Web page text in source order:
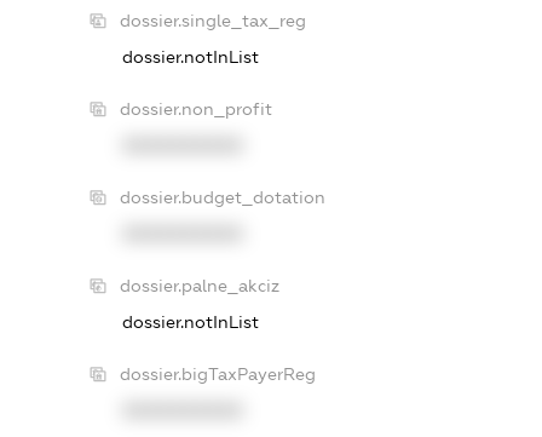
dossier.single_tax_reg
dossier.notInList
dossier.non_profit
dossier.budget_dotation
dossier.palne_akciz
dossier.notInList
dossier.bigTaxPayerReg